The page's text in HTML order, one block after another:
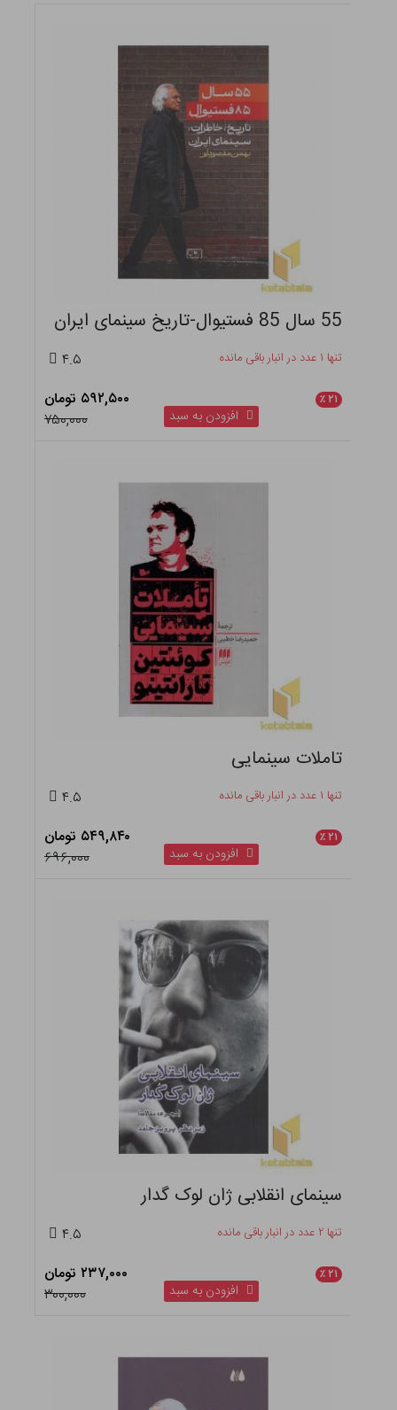
55 سال 85 فستیوال-تاریخ سینمای ایران
تنها ۱ عدد در انبار باقی مانده ۴.۵
۲۱ ٪
۵۹۲,۵۰۰ تومان
۷۵۰,۰۰۰
افزودن به سبد
تاملات سینمایی
تنها ۱ عدد در انبار باقی مانده ۴.۵
۲۱ ٪
۵۴۹,۸۴۰ تومان
۶۹۶,۰۰۰
افزودن به سبد
سینمای انقلابی ژان لوک گدار
تنها ۲ عدد در انبار باقی مانده ۴.۵
۲۱ ٪
۲۳۷,۰۰۰ تومان
۳۰۰,۰۰۰
افزودن به سبد